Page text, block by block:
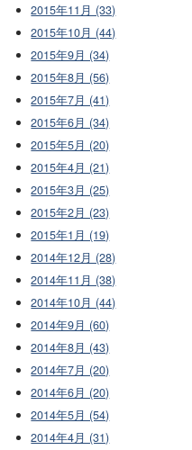
2015年11月 (33)
2015年10月 (44)
2015年9月 (34)
2015年8月 (56)
2015年7月 (41)
2015年6月 (34)
2015年5月 (20)
2015年4月 (21)
2015年3月 (25)
2015年2月 (23)
2015年1月 (19)
2014年12月 (28)
2014年11月 (38)
2014年10月 (44)
2014年9月 (60)
2014年8月 (43)
2014年7月 (20)
2014年6月 (20)
2014年5月 (54)
2014年4月 (31)